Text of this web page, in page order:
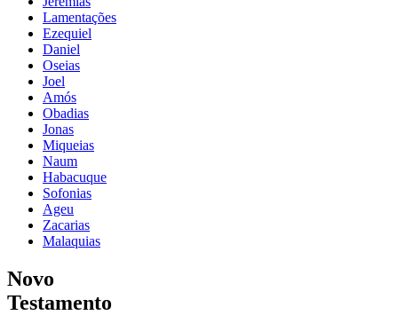
Lamentações
Ezequiel
Daniel
Oseias
Joel
Amós
Obadias
Jonas
Miqueias
Naum
Habacuque
Sofonias
Ageu
Zacarias
Malaquias
Novo
Testamento